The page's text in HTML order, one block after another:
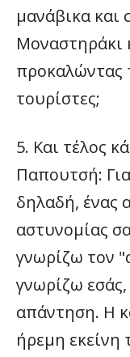
μανάβικα και
Μοναστηράκι
προκαλώντας
τουρίστες;
5. Και τέλος
Παπουτσή:
δηλαδή, ένας
αστυνομίας
γνωρίζω τον
γνωρίζω
απάντηση. Η
ήρεμη